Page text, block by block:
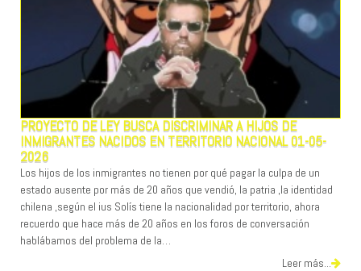
PROYECTO DE LEY BUSCA DISCRIMINAR A HIJOS DE
INMIGRANTES NACIDOS EN TERRITORIO NACIONAL 01-05-
2026
Los hijos de los inmigrantes no tienen por qué pagar la culpa de un
estado ausente por más de 20 años que vendió, la patria ,la identidad
chilena ,según el ius Solís tiene la nacionalidad por territorio, ahora
recuerdo que hace más de 20 años en los foros de conversación
hablábamos del problema de la…
Leer más...